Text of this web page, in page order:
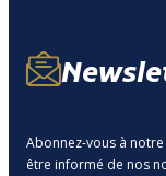
Abonnez-vous à
être informé de nos